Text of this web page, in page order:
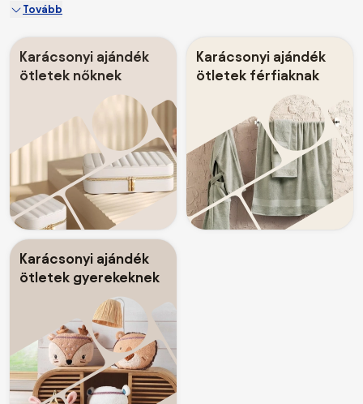
örömet okoz – mindezt anélkül, hogy egy percet is töltenél
hírünk van! Összegyűjtöttük a legjobb karácsonyi
ajándékötleteket, amelyek igazán otthonossá varázsolják a
környezetet.
Tovább
Karácsonyi ajándék
ötletek nőknek
Karácsonyi ajándék
ötletek férfiaknak
Karácsonyi ajándék
ötletek gyerekeknek